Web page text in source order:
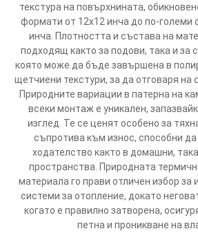
текстура на повърхнината,
формати от 12x12 инча до по-големи
инча. Плотността и състава на
подходящ както за подови, така и за
която може да бъде завършена в
щетчиени текстури, за да отговаря на
Природните вариации в патерна на
всеки монтаж е уникален,
изглед. Те се ценят особено за
съпротива към износ, способни
ходателство както в домашни,
пространства. Природната
материала го прави отличен избор за
системи за отопление, докато
когато е правилно затворена,
петна и проникване на